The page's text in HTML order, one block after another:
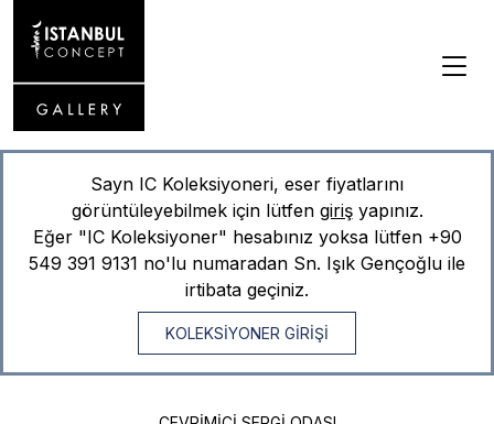
Sayn IC Koleksiyoneri, eser fiyatlarını
görüntüleyebilmek için lütfen girişyapınız.
Eğer "IC Koleksiyoner" hesabınız yoksa lütfen +90
549 391 9131 no'lu numaradan Sn. Işık Gençoğlu ile
irtibata geçiniz.
KOLEKSİYONER GİRİŞİ